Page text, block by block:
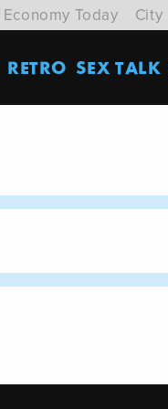
Economy Today City
RETRO SEX TALK